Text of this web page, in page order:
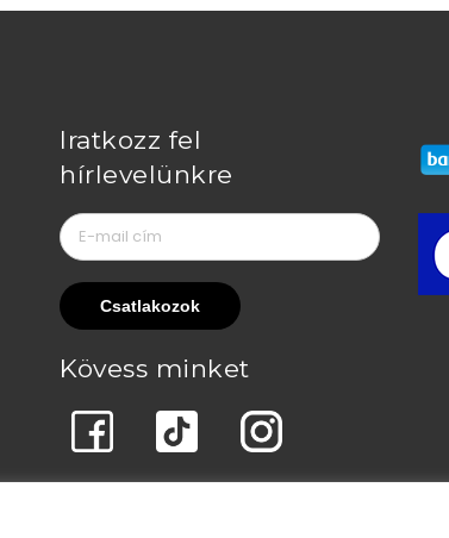
Iratkozz fel
hírlevelünkre
Kövess minket